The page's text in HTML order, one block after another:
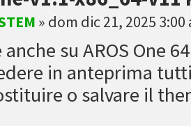
» dom dic 21, 2025 3:00
su AROS One
in anteprima
o salvare il